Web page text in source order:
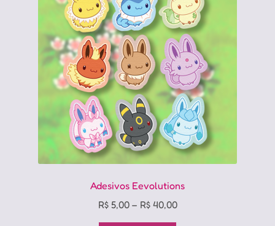
Adesivos Eevolutions
R$5,00 – R$40,00Price